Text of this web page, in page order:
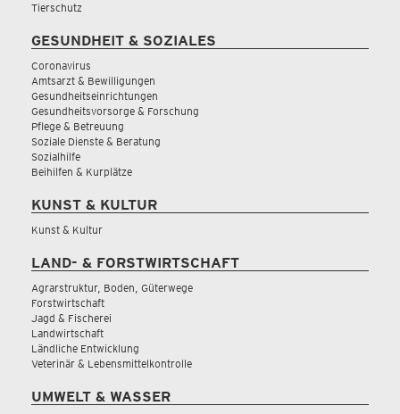
Tierschutz
GESUNDHEIT & SOZIALES
Coronavirus
Amtsarzt & Bewilligungen
Gesundheitseinrichtungen
Gesundheitsvorsorge & Forschung
Pflege & Betreuung
Soziale Dienste & Beratung
Sozialhilfe
Beihilfen & Kurplätze
KUNST & KULTUR
Kunst & Kultur
LAND- & FORSTWIRTSCHAFT
Agrarstruktur, Boden, Güterwege
Forstwirtschaft
Jagd & Fischerei
Landwirtschaft
Ländliche Entwicklung
Veterinär & Lebensmittelkontrolle
UMWELT & WASSER